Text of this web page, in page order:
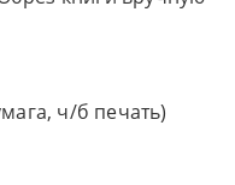
ч/б печать)